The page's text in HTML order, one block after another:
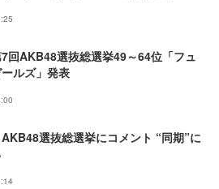
7回AKB48選抜総選挙49～64位「フュ
ルズ」発表
選抜総選挙にコメント “同期”に